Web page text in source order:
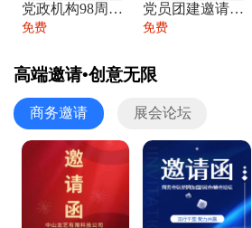
党政机构98周年八一建军节庆祝晚会活动邀
免费
党员团建邀请函党建活动风采党会工作汇报总
免费
高端邀请•创意无限
商务邀请 展会论坛